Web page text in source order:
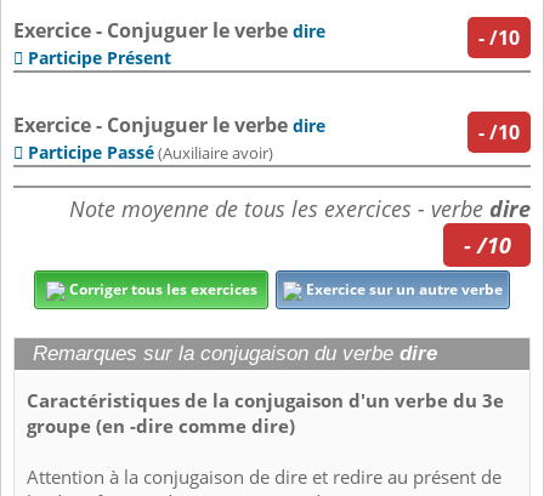
-/10
Exercice - Conjuguer le verbe dire
 Participe Présent
-/10
Exercice - Conjuguer le verbe dire
 Participe Passé(Auxiliaire avoir)
Note moyenne de tous les exercices - verbe dire
- /10
Corriger tous les exercices Exercice sur un autre verbe
Remarques sur la conjugaison du verbe dire
Caractéristiques de la conjugaison d'un verbe du 3e
groupe (en -dire comme dire)
Attention à la conjugaison de dire et redire au présent de